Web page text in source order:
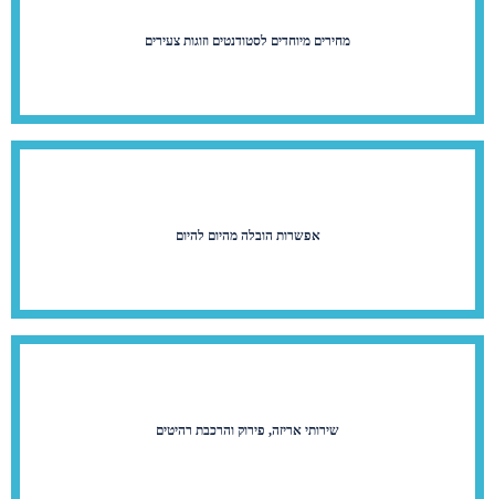
מחירים מיוחדים לסטודנטים וזוגות צעירים
אפשרות הובלה מהיום להיום
שירותי אריזה, פירוק והרכבת רהיטים